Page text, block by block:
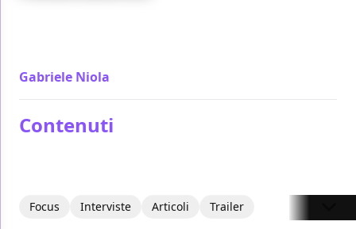
Gabriele Niola
Contenuti
Focus Interviste Articoli Trailer